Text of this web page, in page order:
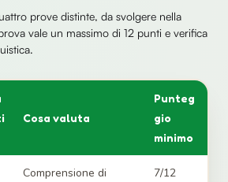
prove distinte, da svolgere nella
vale un massimo di 12 punti e verifica
Cosa valuta
Punteg
gio
minimo
Comprensione di
7/12